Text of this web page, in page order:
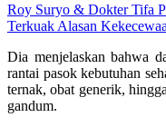
Roy Suryo & Dokter Tifa
Terkuak Alasan
Dia menjelaskan bahwa
rantai pasok kebutuhan
ternak, obat generik,
gandum.